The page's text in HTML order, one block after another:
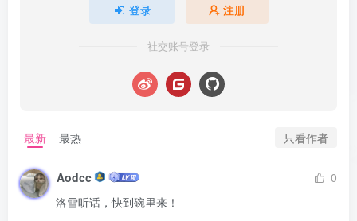
登录 注册
社交账号登录
最新 最热 只看作者
Aodcc
0
洛雪听话，快到碗里来！